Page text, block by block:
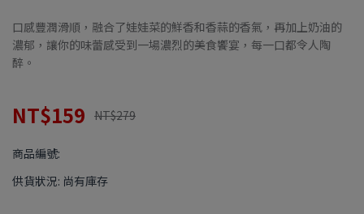
口感豐潤滑順，融合了娃娃菜的鮮香和香蒜的香氣，再加上奶油的
濃郁，讓你的味蕾感受到一場濃烈的美食饗宴，每一口都令人陶
醉。
NT$159 NT$279
商品編號:
供貨狀況: 尚有庫存